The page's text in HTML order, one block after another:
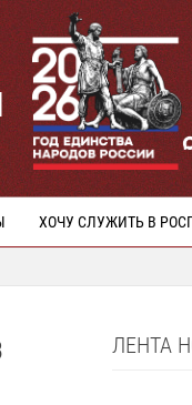
ХОЧУ СЛУЖИТЬ В
ЛЕНТА